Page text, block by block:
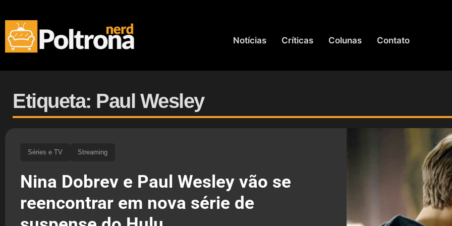
Notícias Críticas Colunas Contato
Etiqueta: Paul Wesley
Séries e TV Streaming
Nina Dobrev e Paul Wesley vão se
reencontrar em nova série de